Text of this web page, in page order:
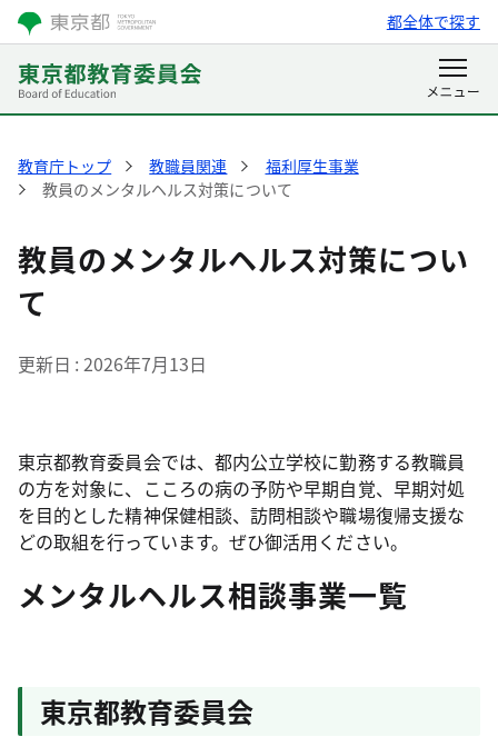
都全体で探す
教育庁トップ 教職員関連
福利厚生事業
教員のメンタルヘルス対策について
教員のメンタルヘルス対策につい
て
更新日 2026年7月13日
東京都教育委員会では、都内公立学校に勤務する教職員
の方を対象に、こころの病の予防や早期自覚、早期対処
を目的とした精神保健相談、訪問相談や職場復帰支援な
どの取組を行っています。ぜひ御活用ください。
メンタルヘルス相談事業一覧
東京都教育委員会